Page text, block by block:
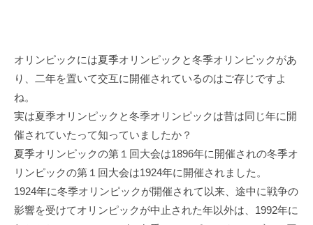
オリンピックには夏季オリンピックと冬季オリンピックがあ
り、二年を置いて交互に開催されているのはご存じですよ
ね。
実は夏季オリンピックと冬季オリンピックは昔は同じ年に開
催されていたって知っていましたか？
夏季オリンピックの第１回大会は1896年に開催されの冬季オ
リンピックの第１回大会は1924年に開催されました。
1924年に冬季オリンピックが開催されて以来、途中に戦争の
影響を受けてオリンピックが中止された年以外は、1992年に